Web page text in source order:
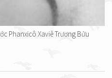
Phanxicô Xaviê Trương Bửu